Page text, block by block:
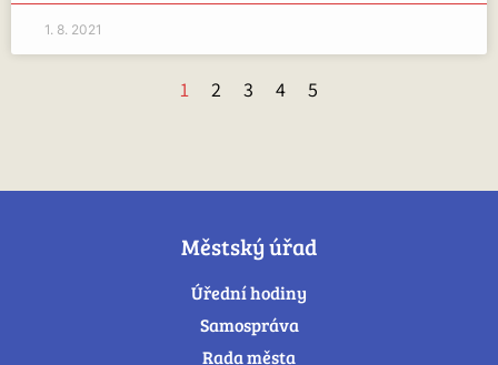
1. 8. 2021
1 2 3 4 5
Městský úřad
Úřední hodiny
Samospráva
Rada města